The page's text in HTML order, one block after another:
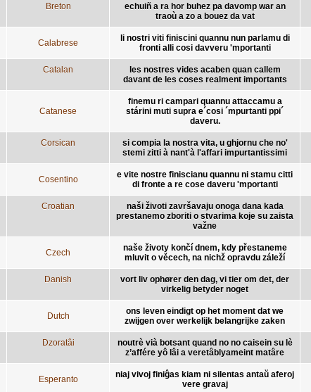
Breton
echuiñ a ra hor buhez pa davomp war an
traoù a zo a bouez da vat
Calabrese
li nostri viti finiscini quannu nun parlamu di
fronti alli cosi davveru 'mportanti
Catalan
les nostres vides acaben quan callem
davant de les coses realment importants
Catanese
finemu ri campari quannu attaccamu a
stárini muti supra e´cosi ´mpurtanti ppi´
daveru.
Corsican
si compia la nostra vita, u ghjornu che no'
stemi zitti à nant'à l'affari impurtantissimi
Cosentino
e vite nostre finiscianu quannu ni stamu citti
di fronte a re cose daveru 'mportanti
Croatian
naši životi završavaju onoga dana kada
prestanemo zboriti o stvarima koje su zaista
važne
Czech
naše životy končí dnem, kdy přestaneme
mluvit o věcech, na nichž opravdu záleží
Danish
vort liv ophører den dag, vi tier om det, der
virkelig betyder noget
Dutch
ons leven eindigt op het moment dat we
zwijgen over werkelijk belangrijke zaken
Dzoratâi
noutrè vià botsant quand no no caisein su lè
z’affére yô lâi a veretâblyameint matâre
Esperanto
niaj vivoj finiĝas kiam ni silentas antaŭ aferoj
vere gravaj